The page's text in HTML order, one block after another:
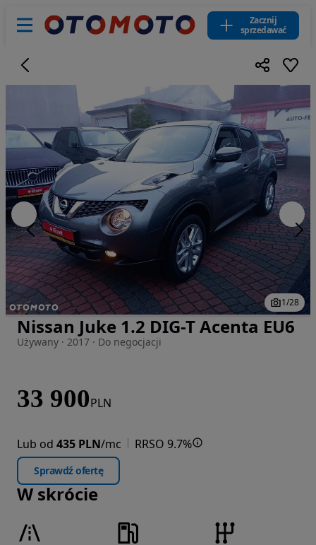
Zacznij
sprzedawać
Zdjęcie 1 z 28
1/28
Nissan Juke 1.2 DIG-T Acenta EU6
Używany · 2017 · Do negocjacji
33 900PLN
Lub od 435 PLN/mc RRSO 9.7%
Sprawdź ofertę
W skrócie